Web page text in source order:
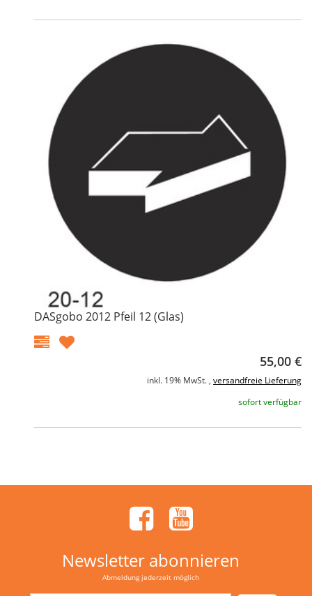
DASgobo 2012 Pfeil 12 (Glas)
55,00 €
inkl. 19% MwSt. , versandfreie Lieferung
sofort verfügbar
Newsletter abonnieren
Abmeldung jederzeit möglich